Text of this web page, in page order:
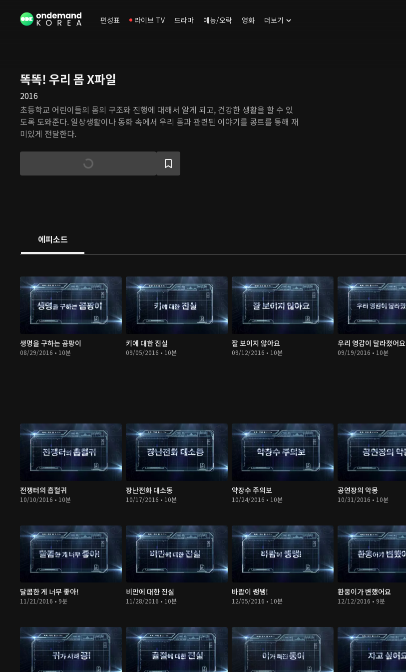
편성표 라이브 TV 드라마 예능/오락 영화 더보기
똑똑! 우리 몸 X파일
2016
초등학교 어린이들의 몸의 구조와 진행에 대해서 알게 되고, 건강한 생활을 할 수 있
도록 도와준다. 일상생활이나 동화 속에서 우리 몸과 관련된 이야기를 콩트를 통해 재
미있게 전달한다.
에피소드
생명을 구하는 곰팡이
08/29/2016 • 10분
키에 대한 진실
09/05/2016 • 10분
잘 보이지 않아요
09/12/2016 • 10분
우리 영감이 달라졌어요
09/19/2016 • 10분
전쟁터의 흡혈귀
10/10/2016 • 10분
장난전화 대소동
10/17/2016 • 10분
약장수 주의보
10/24/2016 • 10분
공연장의 악몽
10/31/2016 • 10분
달콤한 게 너무 좋아!
11/21/2016 • 9분
비만에 대한 진실
11/28/2016 • 10분
바람이 쌩쌩!
12/05/2016 • 10분
환웅이가 변했어요
12/12/2016 • 9분